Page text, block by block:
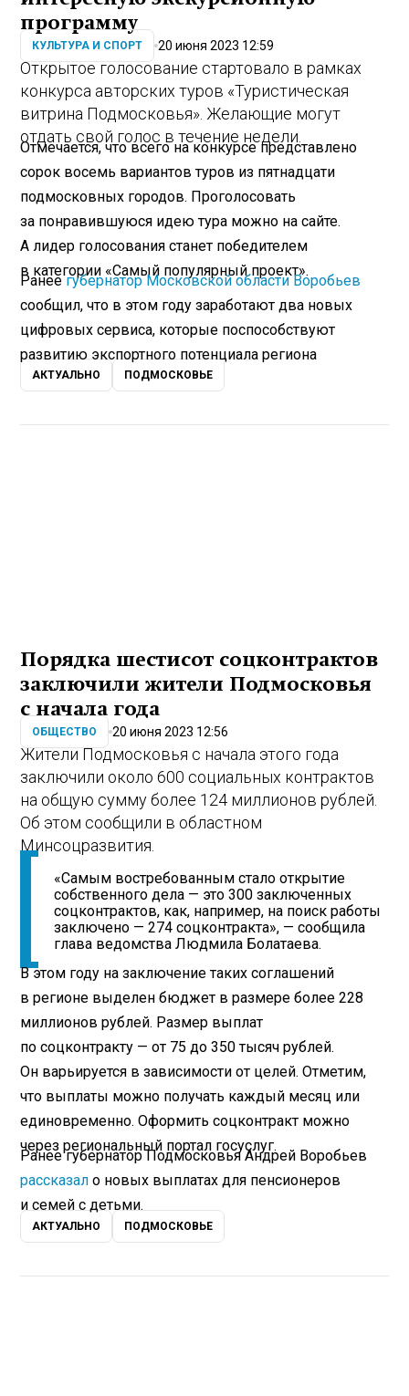
программу
КУЛЬТУРА И СПОРТ 20 июня 2023 12:59
Открытое голосование стартовало в рамках
конкурса авторских туров «Туристическая
витрина Подмосковья». Желающие могут
отдать свой голос в течение недели.
Отмечается, что всего на конкурсе представлено
сорок восемь вариантов туров из пятнадцати
подмосковных городов. Проголосовать
за понравившуюся идею тура можно на сайте.
А лидер голосования станет победителем
в категории «Самый популярный проект».
Ранеегубернатор Московской области Воробьев
сообщил, что в этом году заработают два новых
цифровых сервиса, которые поспособствуют
развитию экспортного потенциала региона
АКТУАЛЬНО ПОДМОСКОВЬЕ
Порядка шестисот соцконтрактов
заключили жители Подмосковья
с начала года
ОБЩЕСТВО 20 июня 2023 12:56
Жители Подмосковья с начала этого года
заключили около 600 социальных контрактов
на общую сумму более 124 миллионов рублей.
Об этом сообщили в областном
Минсоцразвития.
«Самым востребованным стало открытие
собственного дела — это 300 заключенных
соцконтрактов, как, например, на поиск работы
заключено — 274 соцконтракта», — сообщила
глава ведомства Людмила Болатаева.
В этом году на заключение таких соглашений
в регионе выделен бюджет в размере более 228
миллионов рублей. Размер выплат
по соцконтракту — от 75 до 350 тысяч рублей.
Он варьируется в зависимости от целей. Отметим,
что выплаты можно получать каждый месяц или
единовременно. Оформить соцконтракт можно
через региональный портал госуслуг.
Ранее губернатор Подмосковья Андрей Воробьев
рассказал о новых выплатах для пенсионеров
и семей с детьми.
АКТУАЛЬНО ПОДМОСКОВЬЕ